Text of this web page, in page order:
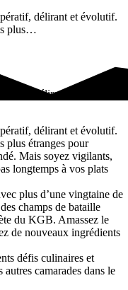
délirant et évolutif.
plus…
délirant et évolutif.
délirant et évolutif.
plus étranges pour
Mais soyez vigilants,
longtemps à vos plats
plus d’une vingtaine de
champs de bataille
du KGB. Amassez le
de nouveaux ingrédients
défis culinaires et
camarades dans le